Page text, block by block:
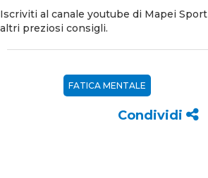
Iscriviti al canale youtube di Mapei Sport
altri preziosi consigli.
FATICA MENTALE
Condividi